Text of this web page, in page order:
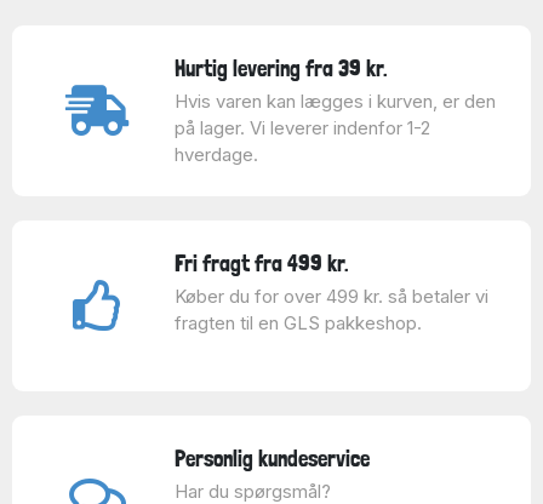
Hurtig levering fra 39 kr.
Hvis varen kan lægges i kurven, er den
på lager. Vi leverer indenfor 1-2
hverdage.
Fri fragt fra 499 kr.
Køber du for over 499 kr. så betaler vi
fragten til en GLS pakkeshop.
Personlig kundeservice
Har du spørgsmål?